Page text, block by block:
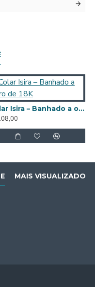
Colar Isira – Banhado a ouro de 18K
MAIS VISUALIZADOS